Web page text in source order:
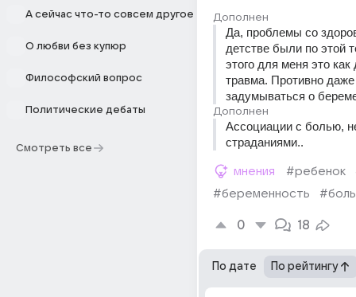
А сейчас что-то совсем другое
О любви без купюр
Философский вопрос
Политические дебаты
Смотреть все
Дополнен
Да, проблемы со
детстве были по этой
этого для меня это
травма. Противно даже
задумываться о
Дополнен
Ассоциации с болью,
страданиями..
мнения #ребенок
#беременность
#боль
0 18
По дате По рейтингу